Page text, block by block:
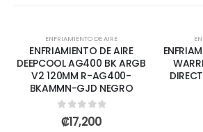
ENFRIAMIENTO DE AIRE
ENFRIAMIENTO DE AIRE
DEEPCOOL AG400 BK ARGB
V2 120MM R-AG400-
BKAMMN-GJD NEGRO
0out of 5
₡17,200